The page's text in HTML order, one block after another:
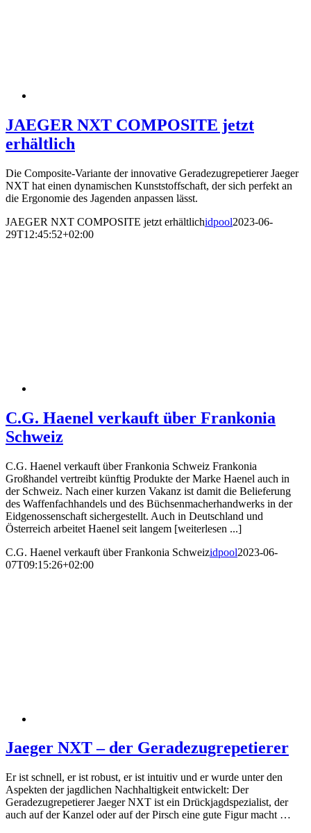
JAEGER NXT COMPOSITE jetzt
erhältlich
Die Composite-Variante der innovative Geradezugrepetierer Jaeger
NXT hat einen dynamischen Kunststoffschaft, der sich perfekt an
die Ergonomie des Jagenden anpassen lässt.
JAEGER NXT COMPOSITE jetzt erhältlichidpool2023-06-
29T12:45:52+02:00
C.G. Haenel verkauft über Frankonia
Schweiz
C.G. Haenel verkauft über Frankonia Schweiz Frankonia
Großhandel vertreibt künftig Produkte der Marke Haenel auch in
der Schweiz. Nach einer kurzen Vakanz ist damit die Belieferung
des Waffenfachhandels und des Büchsenmacherhandwerks in der
Eidgenossenschaft sichergestellt. Auch in Deutschland und
Österreich arbeitet Haenel seit langem [weiterlesen ...]
C.G. Haenel verkauft über Frankonia Schweizidpool2023-06-
07T09:15:26+02:00
Jaeger NXT – der Geradezugrepetierer
Er ist schnell, er ist robust, er ist intuitiv und er wurde unter den
Aspekten der jagdlichen Nachhaltigkeit entwickelt: Der
Geradezugrepetierer Jaeger NXT ist ein Drückjagdspezialist, der
auch auf der Kanzel oder auf der Pirsch eine gute Figur macht …